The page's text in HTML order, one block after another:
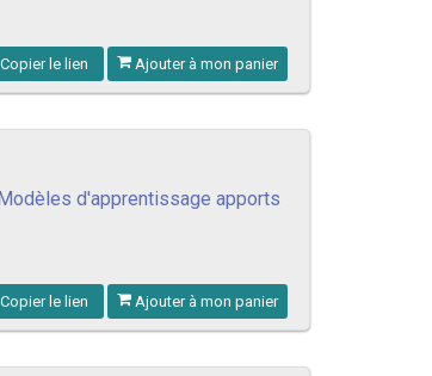
Copier le lien Ajouter à mon panier
d'apprentissage apports
Copier le lien Ajouter à mon panier